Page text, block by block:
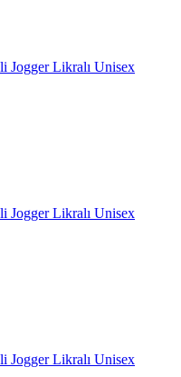
Likralı Unisex
Likralı Unisex
Likralı Unisex